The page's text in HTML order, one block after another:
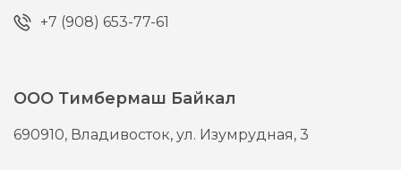
+7 (908) 653-77-61
ООО Тимбермаш Байкал
690910, Владивосток,ул. Изумрудная, 3